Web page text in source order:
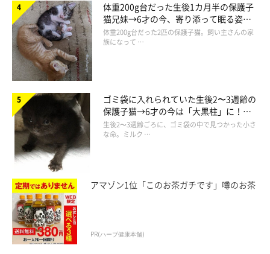
関連記事:
「可愛すぎる妨害」にキュン！ お風呂場で大
好きなママを待つ猫の姿が愛らしい
材当時2才／マンチカン）。大好きなママさんはお風呂中で会えな
いため、扉越しに「開けて〜」「かまって〜」とアピールをしてい
ます♪ そんなちくわくんの「I LOVE ママさん」な姿がとっても可
愛いんです…。可愛らしいちくわくんの魅力に迫ります！
掲載協力／Instagram（ @pinpin8325さん）
※この記事は投稿者さまにご了承をいただいたうえで制作してい
ます。
文／雨宮カイ
体重200g台だった生後1カ月半の保護子
猫兄妹→6才の今、寄り添って眠る姿に
ほっこり！
体重200g台だった2匹の保護子猫。飼い主さんの家
族になって …
ゴミ袋に入れられていた生後2〜3週齢の
保護子猫→6才の今は「大黒柱」に！
美しい黒猫に成長した姿にグッとくる
生後2〜3週齢ごろに、ゴミ袋の中で見つかった小さ
な命。ミルク …
アマゾン1位「このお茶ガチです」噂のお茶
PR(ハーブ健康本舗)